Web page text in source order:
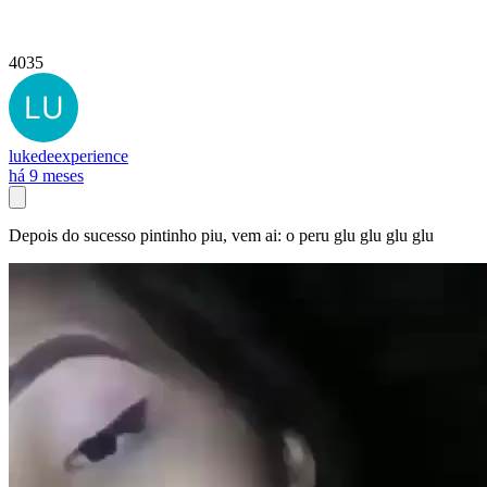
4035
lukedeexperience
há 9 meses
Depois do sucesso pintinho piu, vem ai: o peru glu glu glu glu